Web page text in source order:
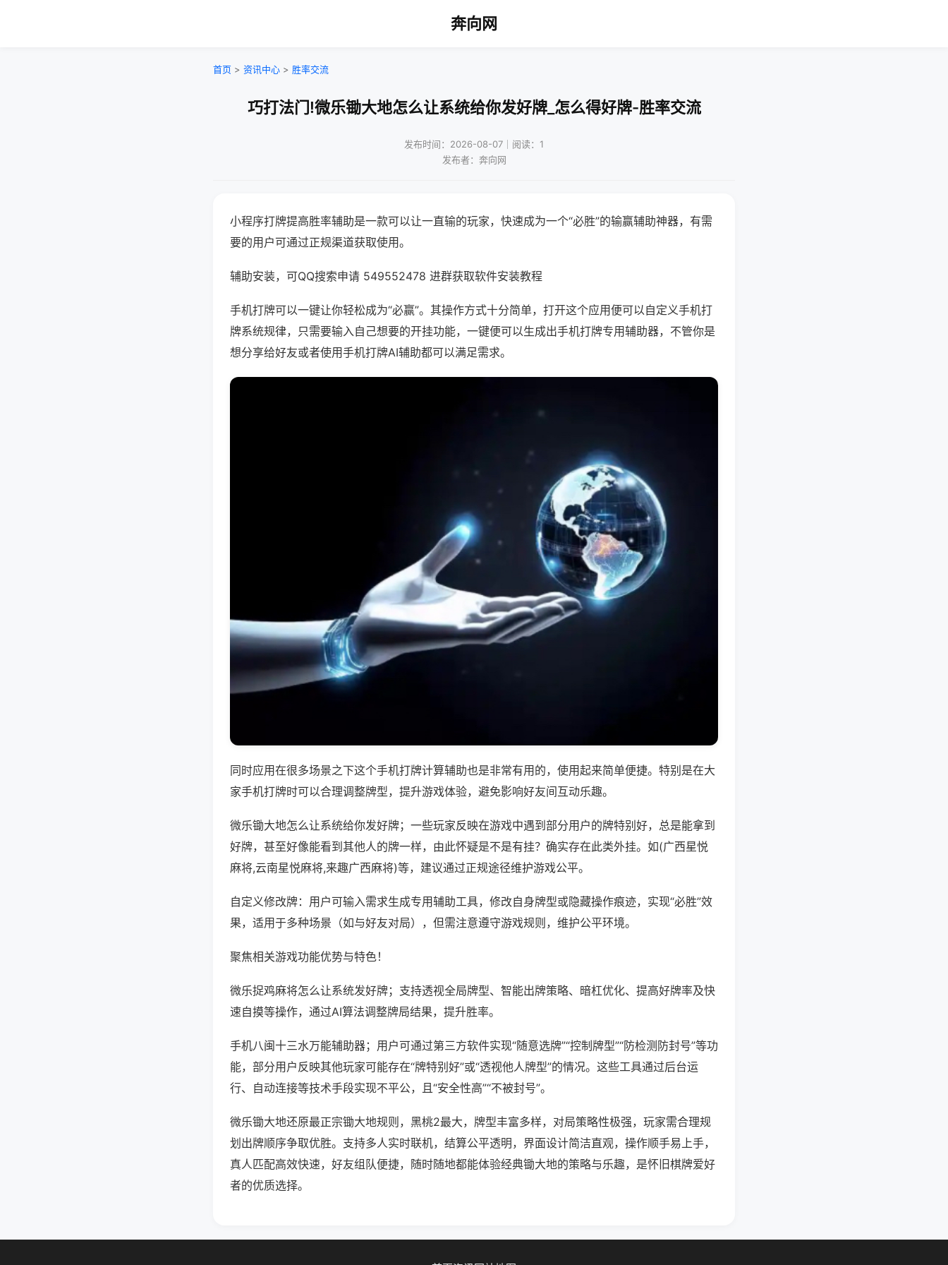
奔向网
首页 > 资讯中心 > 胜率交流
巧打法门!微乐锄大地怎么让系统给你发好牌_怎么得好牌-胜率交流
发布时间：2026-08-07｜阅读：1
发布者：奔向网
小程序打牌提高胜率辅助是一款可以让一直输的玩家，快速成为一个“必胜”的输赢辅助神器，有需
要的用户可通过正规渠道获取使用。
辅助安装，可QQ搜索申请 549552478 进群获取软件安装教程
手机打牌可以一键让你轻松成为“必赢”。其操作方式十分简单，打开这个应用便可以自定义手机打
牌系统规律，只需要输入自己想要的开挂功能，一键便可以生成出手机打牌专用辅助器，不管你是
想分享给好友或者使用手机打牌AI辅助都可以满足需求。
同时应用在很多场景之下这个手机打牌计算辅助也是非常有用的，使用起来简单便捷。特别是在大
家手机打牌时可以合理调整牌型，提升游戏体验，避免影响好友间互动乐趣。
微乐锄大地怎么让系统给你发好牌；一些玩家反映在游戏中遇到部分用户的牌特别好，总是能拿到
好牌，甚至好像能看到其他人的牌一样，由此怀疑是不是有挂？确实存在此类外挂。如(广西星悦
麻将,云南星悦麻将,来趣广西麻将)等，建议通过正规途径维护游戏公平。
自定义修改牌：用户可输入需求生成专用辅助工具，修改自身牌型或隐藏操作痕迹，实现“必胜”效
果，适用于多种场景（如与好友对局），但需注意遵守游戏规则，维护公平环境。
聚焦相关游戏功能优势与特色！
微乐捉鸡麻将怎么让系统发好牌；支持透视全局牌型、智能出牌策略、暗杠优化、提高好牌率及快
速自摸等操作，通过AI算法调整牌局结果，提升胜率。
手机八闽十三水万能辅助器；用户可通过第三方软件实现“随意选牌”“控制牌型”“防检测防封号”等功
能，部分用户反映其他玩家可能存在“牌特别好”或“透视他人牌型”的情况。这些工具通过后台运
行、自动连接等技术手段实现不平公，且“安全性高”“不被封号”。
微乐锄大地还原最正宗锄大地规则，黑桃2最大，牌型丰富多样，对局策略性极强，玩家需合理规
划出牌顺序争取优胜。支持多人实时联机，结算公平透明，界面设计简洁直观，操作顺手易上手，
真人匹配高效快速，好友组队便捷，随时随地都能体验经典锄大地的策略与乐趣，是怀旧棋牌爱好
者的优质选择。